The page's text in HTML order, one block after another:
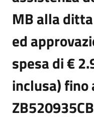
MB alla ditta
ed
spesa di €
inclusa)
ZB520935CB